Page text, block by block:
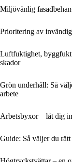
Miljövänlig
Prioritering av
Luftfuktighet, byggfukt
skador
Grön underhåll: Så
arbete
Arbetsbyxor – låt dig
Guide: Så väljer du